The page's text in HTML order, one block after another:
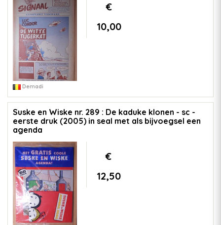
€
10,00
Demadi
Suske en Wiske nr. 289 : De kaduke klonen - sc -
eerste druk (2005) in seal met als bijvoegsel een
agenda
€
12,50